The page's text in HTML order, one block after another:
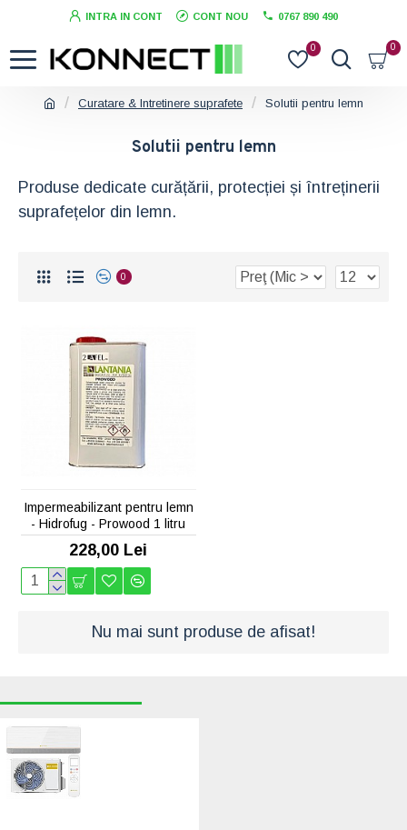
INTRA IN CONT CONT NOU 0767 890 490
0 0
Curatare & Intretinere suprafete Solutii pentru lemn
Solutii pentru lemn
Produse dedicate curățării, protecției și întreținerii
suprafețelor din lemn.
0
Impermeabilizant pentru lemn
- Hidrofug - Prowood 1 litru
228,00 Lei
Nu mai sunt produse de afisat!